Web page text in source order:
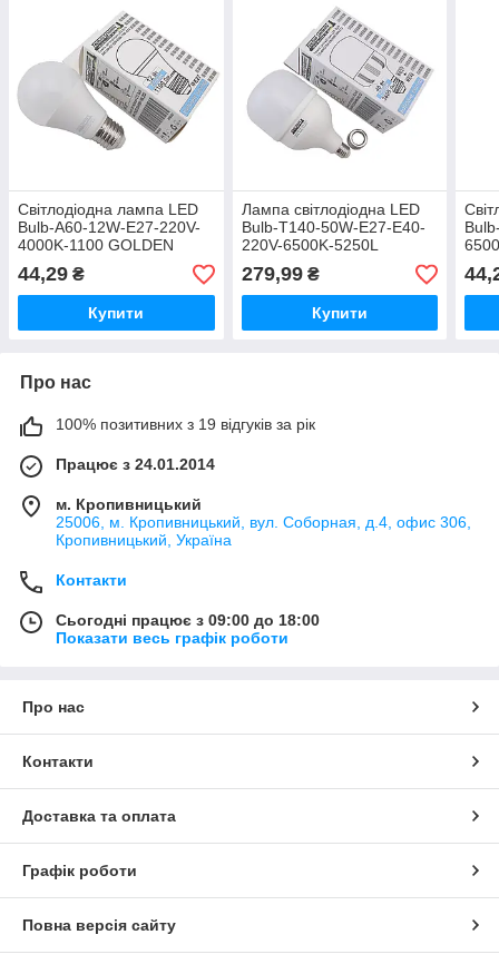
Світлодіодна лампа LED
Bulb-A60-12W-E27-220V-
4000K-1100 GOLDEN
44,29 ₴
Купити
Лампа світлодіодна LED
Bulb-T140-50W-E27-E40-
220V-6500K-5250L
GOLDEN TNSy
279,99₴
Купити
Про нас
100% позитивних з 19 відгуків за рік
Працює з 24.01.2014
м. Кропивницький
25006, м. Кропивницький, вул. Соборная, д.4, офис 306,
Кропивницький, Україна
Контакти
Сьогодні працює з 09:00 до 18:00
Показати весь графік роботи
Про нас
Контакти
Доставка та оплата
Графік роботи
Повна версія сайту